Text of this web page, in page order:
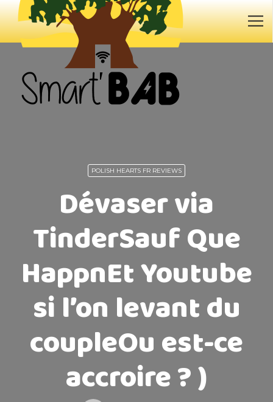
POLISH HEARTS FR REVIEWS
Dévaser via
TinderSauf Que
HappnEt Youtube
si l’on levant du
coupleOu est-ce
accroire ? )